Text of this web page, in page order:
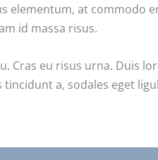
elementum, at commodo
id massa risus.
Cras eu risus urna. Duis
a, sodales eget